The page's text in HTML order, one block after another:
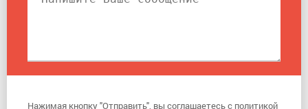
Нажимая кнопку "Отправить", вы соглашаетесь с политикой